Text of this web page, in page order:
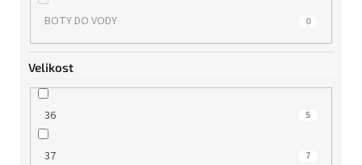
BOTY DO VODY 0
Velikost
36 5
37 7